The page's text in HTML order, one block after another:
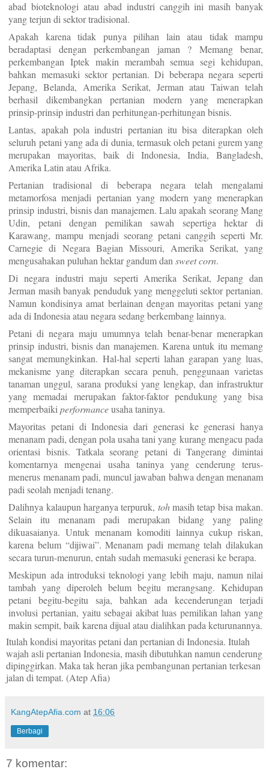
abad bioteknologi atau abad industri canggih ini masih banyak
yang terjun di sektor tradisional.
Apakah karena tidak punya pilihan lain atau tidak mampu
beradaptasi dengan perkembangan jaman ? Memang benar,
perkembangan Iptek makin merambah semua segi kehidupan,
bahkan memasuki sektor pertanian. Di beberapa negara seperti
Jepang, Belanda, Amerika Serikat, Jerman atau Taiwan telah
berhasil dikembangkan pertanian modern yang menerapkan
prinsip-prinsip industri dan perhitungan-perhitungan bisnis.
Lantas, apakah pola industri pertanian itu bisa diterapkan oleh
seluruh petani yang ada di dunia, termasuk oleh petani gurem yang
merupakan mayoritas, baik di Indonesia, India, Bangladesh,
Amerika Latin atau Afrika.
Pertanian tradisional di beberapa negara telah mengalami
metamorfosa menjadi pertanian yang modern yang menerapkan
prinsip industri, bisnis dan manajemen. Lalu apakah seorang Mang
Udin, petani dengan pemilikan sawah sepertiga hektar di
Karawang, mampu menjadi seorang petani canggih seperti Mr.
Carnegie di Negara Bagian Missouri, Amerika Serikat, yang
mengusahakan puluhan hektar gandum dansweet corn.
Di negara industri maju seperti Amerika Serikat, Jepang dan
Jerman masih banyak penduduk yang menggeluti sektor pertanian.
Namun kondisinya amat berlainan dengan mayoritas petani yang
ada di Indonesia atau negara sedang berkembang lainnya.
Petani di negara maju umumnya telah benar-benar menerapkan
prinsip industri, bisnis dan manajemen. Karena untuk itu memang
sangat memungkinkan. Hal-hal seperti lahan garapan yang luas,
mekanisme yang diterapkan secara penuh, penggunaan varietas
tanaman unggul, sarana produksi yang lengkap, dan infrastruktur
yang memadai merupakan faktor-faktor pendukung yang bisa
memperbaikiperformanceusaha taninya.
Mayoritas petani di Indonesia dari generasi ke generasi hanya
menanam padi, dengan pola usaha tani yang kurang mengacu pada
orientasi bisnis. Tatkala seorang petani di Tangerang dimintai
komentarnya mengenai usaha taninya yang cenderung terus-
menerus menanam padi, muncul jawaban bahwa dengan menanam
padi seolah menjadi tenang.
Dalihnya kalaupun harganya terpuruk, tohmasih tetap bisa makan.
Selain itu menanam padi merupakan bidang yang paling
dikuasaianya. Untuk menanam komoditi lainnya cukup riskan,
karena belum “dijiwai”. Menanam padi memang telah dilakukan
secara turun-menurun, entah sudah memasuki generasi ke berapa.
Meskipun ada introduksi teknologi yang lebih maju, namun nilai
tambah yang diperoleh belum begitu merangsang. Kehidupan
petani begitu-begitu saja, bahkan ada kecenderungan terjadi
involusi pertanian, yaitu sebagai akibat luas pemilikan lahan yang
makin sempit, baik karena dijual atau dialihkan pada keturunannya.
Itulah kondisi mayoritas petani dan pertanian di Indonesia. Itulah
wajah asli pertanian Indonesia, masih dibutuhkan namun cenderung
dipinggirkan. Maka tak heran jika pembangunan pertanian terkesan
jalan di tempat. (Atep Afia)
KangAtepAfia.com at 16:06
Berbagi
7 komentar: